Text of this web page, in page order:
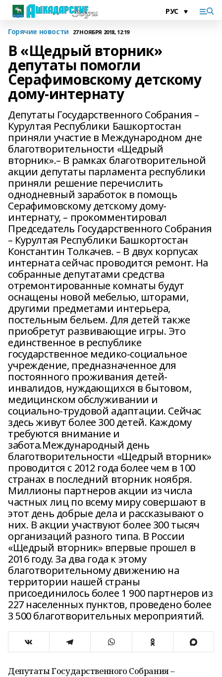
Горячие новости 27 НОЯБРЯ 2018, 12:19
В «Щедрый вторник»
депутаты помогли
Серафимовскому детскому
дому-интернату
Депутаты Государственного Собрания –
Курултая Республики Башкортостан
приняли участие в Международном дне
благотворительности «Щедрый
вторник».– В рамках благотворительной
акции депутаты парламента республики
приняли решение перечислить
однодневный заработок в помощь
Серафимовскому детскому дому-
интернату, – прокомментировал
Председатель Государственного Собрания
– Курултая Республики Башкортостан
Константин Толкачев. – В двух корпусах
интерната сейчас проводится ремонт. На
собранные депутатами средства
отремонтированные комнаты будут
оснащены новой мебелью, шторами,
другими предметами интерьера,
постельным бельем. Для детей также
приобретут развивающие игры. Это
единственное в республике
государственное медико-социальное
учреждение, предназначенное для
постоянного проживания детей-
инвалидов, нуждающихся в бытовом,
медицинском обслуживании и
социально-трудовой адаптации. Сейчас
здесь живут более 300 детей. Каждому
требуются внимание и
забота.Международный день
благотворительности «Щедрый вторник»
проводится с 2012 года более чем в 100
странах в последний вторник ноября.
Миллионы партнеров акции из числа
частных лиц по всему миру совершают в
этот день добрые дела и рассказывают о
них. В акции участвуют более 300 тысяч
организаций разного типа. В России
«Щедрый вторник» впервые прошел в
2016 году. За два года к этому
благотворительному движению на
территории нашей страны
присоединилось более 1 900 партнеров из
227 населенных пунктов, проведено более
3 500 благотворительных мероприятий.
Депутаты Государственного Собрания –